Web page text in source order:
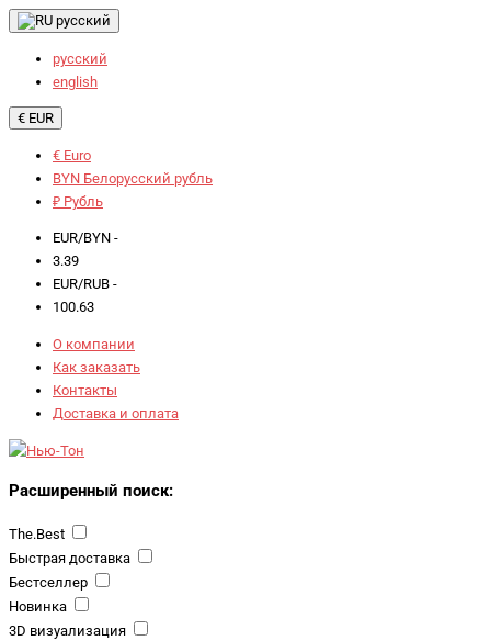
русский
русский
english
€ EUR
€ Euro
BYN Белорусский рубль
₽ Рубль
EUR/BYN -
3.39
EUR/RUB -
100.63
О компании
Как заказать
Контакты
Доставка и оплата
Расширенный поиск:
The.Best
Быстрая доставка
Бестселлер
Новинка
3D визуализация